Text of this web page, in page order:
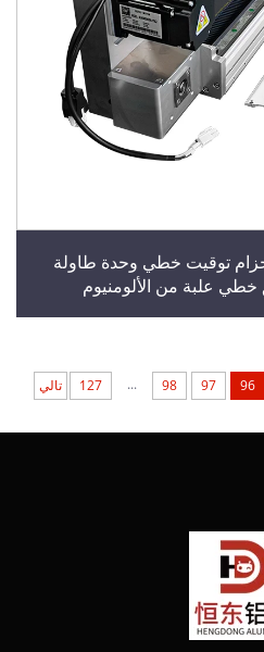
حزام توقيت خطي وحدة طاولة
خطي علبة من الألومنيوم
96
97
98
...
127 تالي